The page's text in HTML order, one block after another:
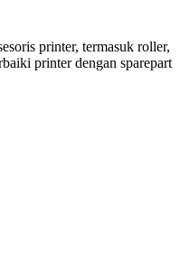
printer, termasuk roller,
printer dengan sparepart